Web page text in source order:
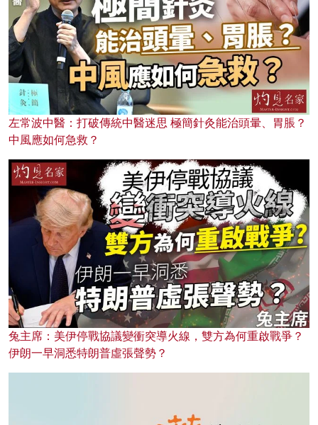
左常波中醫：打破傳統中醫迷思 極簡針灸能治頭暈、胃脹？
中風應如何急救？
兔主席：美伊停戰協議變衝突導火線，雙方為何重啟戰爭？
伊朗一早洞悉特朗普虛張聲勢？